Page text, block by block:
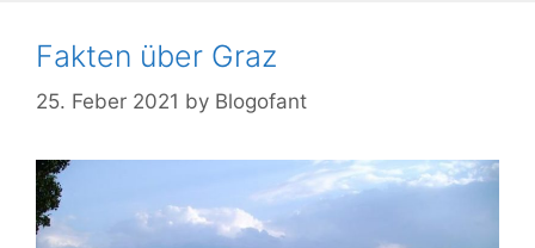
Fakten über Graz
25. Feber 2021 by Blogofant